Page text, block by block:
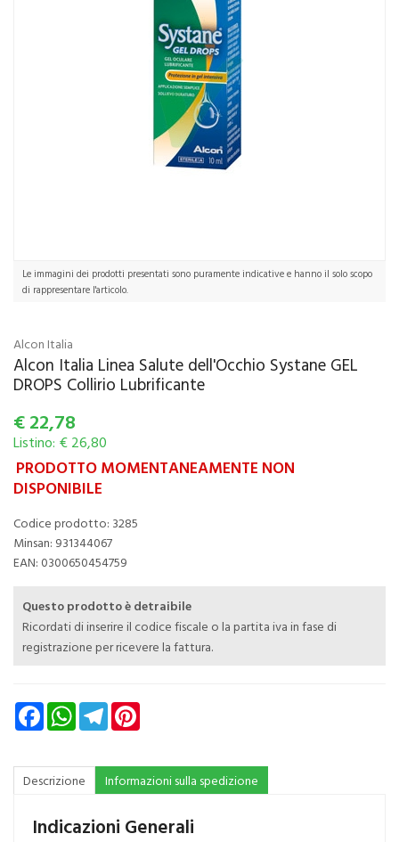
Le immagini dei prodotti presentati sono puramente indicative e hanno il solo scopo
di rappresentare l'articolo.
Alcon Italia
Alcon Italia Linea Salute dell'Occhio Systane GEL
DROPS Collirio Lubrificante
€22,78
Listino: € 26,80
PRODOTTO MOMENTANEAMENTE NON
DISPONIBILE
Codice prodotto: 3285
Minsan: 931344067
EAN: 0300650454759
Questo prodotto è detraibile
Ricordati di inserire il codice fiscale o la partita iva in fase di
registrazione per ricevere la fattura.
FacebookWhatsAppTelegram
Descrizione Informazioni sulla spedizione
Indicazioni Generali